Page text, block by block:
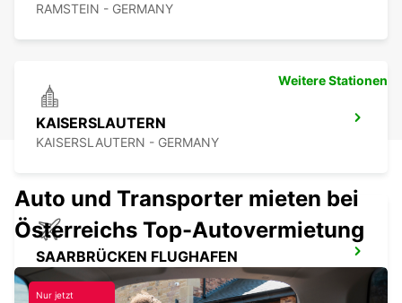
RAMSTEIN - GERMANY
KAISERSLAUTERN
KAISERSLAUTERN - GERMANY
SAARBRÜCKEN FLUGHAFEN
SAARBRUECKEN - GERMANY
Weitere Stationen
Auto und Transporter mieten bei
Österreichs Top-Autovermietung
Nur jetzt